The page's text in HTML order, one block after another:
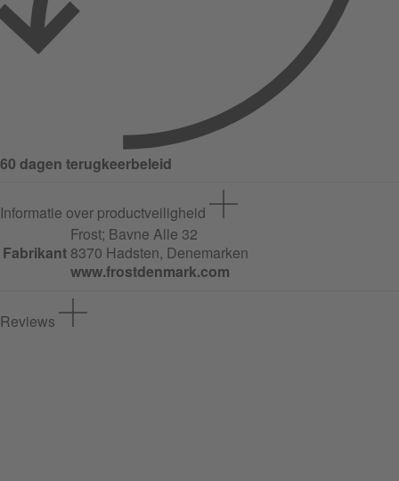
60 dagen terugkeerbeleid
Informatie over productveiligheid
Fabrikant
Frost; Bavne Alle 32
8370 Hadsten, Denemarken
www.frostdenmark.com
Reviews